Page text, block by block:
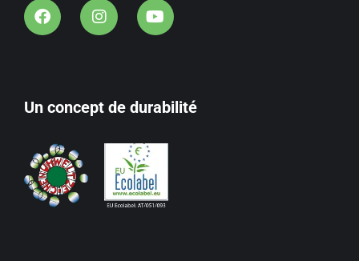
Un concept de durabilité